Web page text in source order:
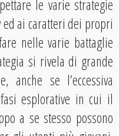
le varie strategie
ai caratteri dei propri
nelle varie battaglie
si rivela di grande
anche se l’eccessiva
esplorative in cui il
a se stesso possono